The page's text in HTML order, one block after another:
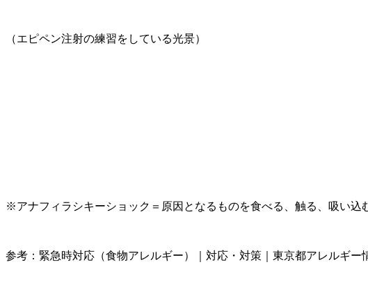
（エピペン注射の練習をしている光景）
※アナフィラシキーショック＝原因となるものを食べる、触る、吸い込
参考：緊急時対応（食物アレルギー）｜対応・対策｜東京都アレルギー